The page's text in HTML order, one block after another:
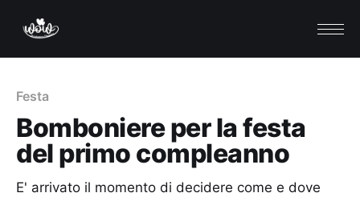
Festa
Bomboniere per la festa
del primo compleanno
E' arrivato il momento di decidere come e dove